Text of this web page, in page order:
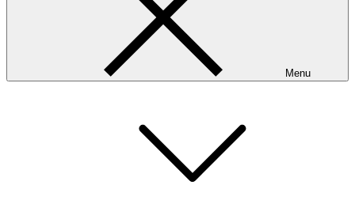
Menu